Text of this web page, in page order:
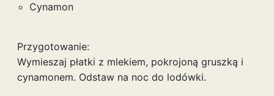
Cynamon
Przygotowanie:
Wymieszaj płatki z mlekiem, pokrojoną gruszką i
cynamonem. Odstaw na noc do lodówki.